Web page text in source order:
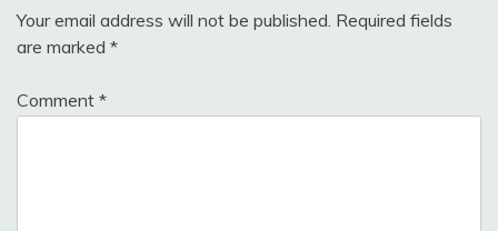
Your email address will not be published. Required fields
are marked *
Comment *